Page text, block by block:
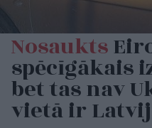
Nosaukts
spēcīgākais
bet tas nav
vietā ir